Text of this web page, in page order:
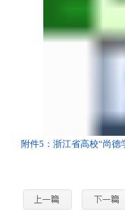
附件5：浙江省高校“尚